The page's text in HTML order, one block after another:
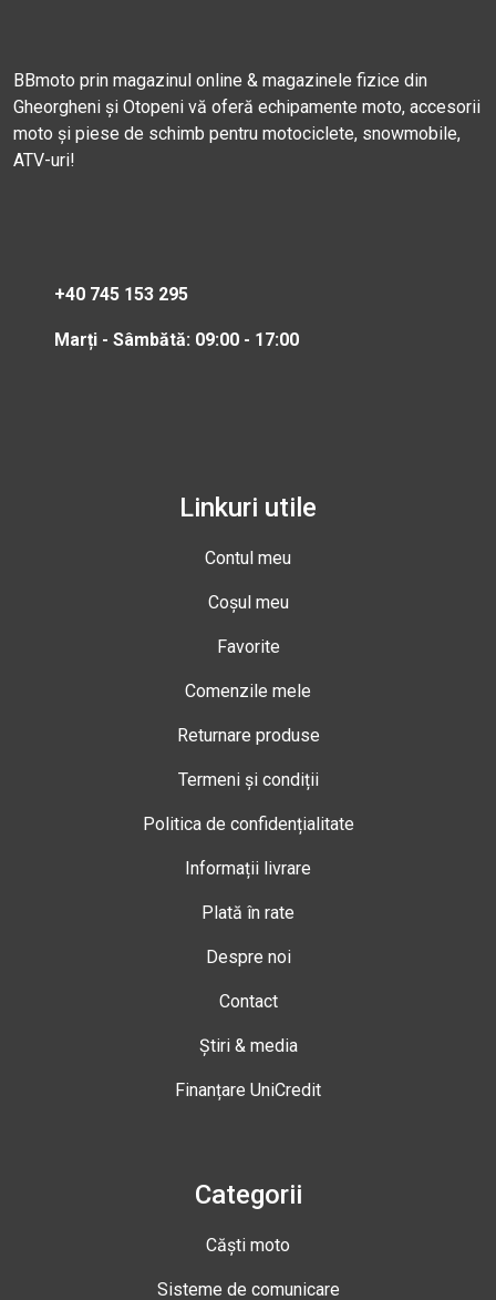
BBmoto prin magazinul online & magazinele fizice din
Gheorgheni și Otopeni vă oferă echipamente moto, accesorii
moto și piese de schimb pentru motociclete, snowmobile,
ATV-uri!
+40 745 153 295
Marți - Sâmbătă: 09:00 - 17:00
Linkuri utile
Contul meu
Coșul meu
Favorite
Comenzile mele
Returnare produse
Termeni și condiții
Politica de confidențialitate
Informații livrare
Plată în rate
Despre noi
Contact
Știri & media
Finanțare UniCredit
Categorii
Căști moto
Sisteme de comunicare